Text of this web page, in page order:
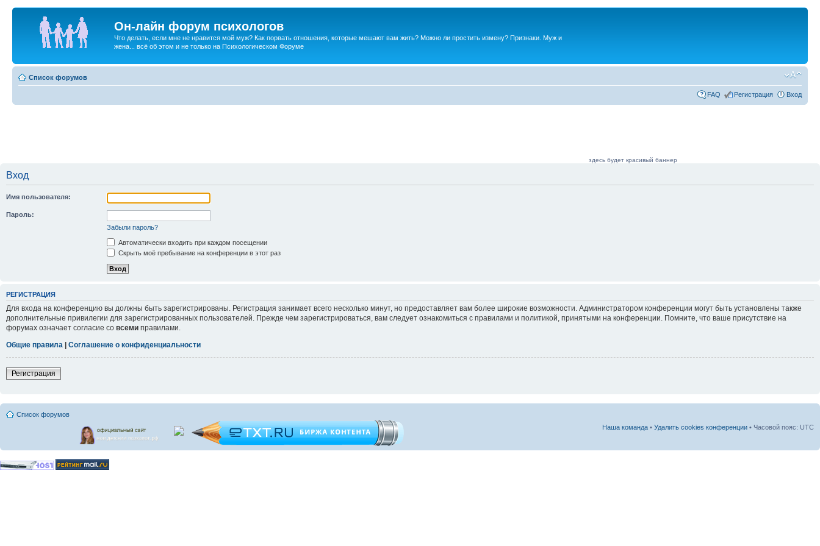
Он-лайн форум психологов
Что делать, если мне не нравится мой муж? Как порвать отношения, которые мешают вам жить? Можно ли простить измену? Признаки. Муж и
жена... всё об этом и не только на Психологическом Форуме
Список форумов
FAQ Регистрация Вход
здесь будет красивый баннер
Вход
Имя пользователя:
Пароль:
Забыли пароль?
Автоматически входить при каждом посещении
Скрыть моё пребывание на конференции в этот раз
РЕГИСТРАЦИЯ
Для входа на конференцию вы должны быть зарегистрированы. Регистрация занимает всего несколько минут, но предоставляет вам более широкие возможности. Администратором конференции могут быть установлены также
дополнительные привилегии для зарегистрированных пользователей. Прежде чем зарегистрироваться, вам следует ознакомиться с правилами и политикой, принятыми на конференции. Помните, что ваше присутствие на
форумах означает согласие со всеми правилами.
Общие правила
Соглашение о конфиденциальности
Регистрация
Список форумов
Наша команда • Удалить cookies конференции • Часовой пояс: UTC